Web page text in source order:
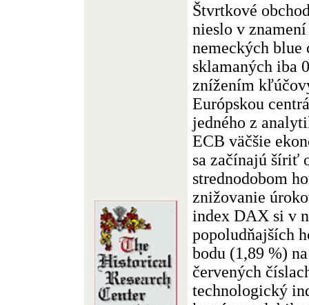
Štvrtkové
nieslo v
nemeckých
sklamaných iba
znížením
Európskou
jedného z
ECB väčšie
sa začínajú šíriť
strednodobom
znižovanie
index DAX si v
popoludňajších
bodu (1,89 %)
červených
technologický